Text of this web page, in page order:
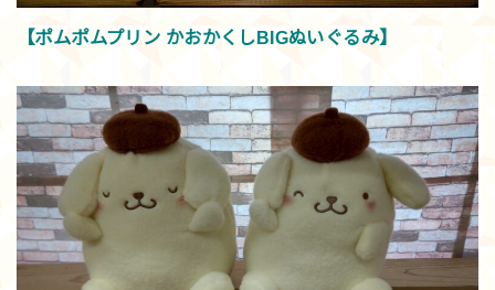
【ポムポムプリン かおかくしBIGぬいぐるみ】